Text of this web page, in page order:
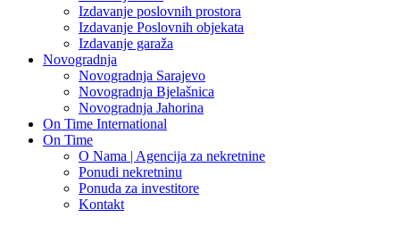
Izdavanje poslovnih prostora
Izdavanje Poslovnih objekata
Izdavanje garaža
Novogradnja
Novogradnja Sarajevo
Novogradnja Bjelašnica
Novogradnja Jahorina
On Time International
On Time
O Nama | Agencija za nekretnine
Ponudi nekretninu
Ponuda za investitore
Kontakt